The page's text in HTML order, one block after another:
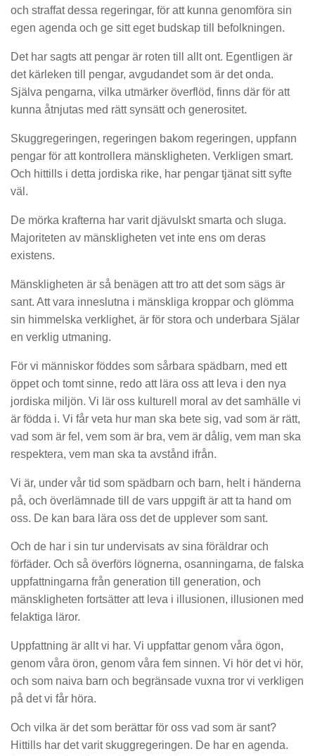
och straffat dessa regeringar, för att kunna genomföra sin
egen agenda och ge sitt eget budskap till befolkningen.
Det har sagts att pengar är roten till allt ont. Egentligen är
det kärleken till pengar, avgudandet som är det onda.
Själva pengarna, vilka utmärker överflöd, finns där för att
kunna åtnjutas med rätt synsätt och generositet.
Skuggregeringen, regeringen bakom regeringen, uppfann
pengar för att kontrollera mänskligheten. Verkligen smart.
Och hittills i detta jordiska rike, har pengar tjänat sitt syfte
väl.
De mörka krafterna har varit djävulskt smarta och sluga.
Majoriteten av mänskligheten vet inte ens om deras
existens.
Mänskligheten är så benägen att tro att det som sägs är
sant. Att vara inneslutna i mänskliga kroppar och glömma
sin himmelska verklighet, är för stora och underbara Själar
en verklig utmaning.
För vi människor föddes som sårbara spädbarn, med ett
öppet och tomt sinne, redo att lära oss att leva i den nya
jordiska miljön. Vi lär oss kulturell moral av det samhälle vi
är födda i. Vi får veta hur man ska bete sig, vad som är rätt,
vad som är fel, vem som är bra, vem är dålig, vem man ska
respektera, vem man ska ta avstånd ifrån.
Vi är, under vår tid som spädbarn och barn, helt i händerna
på, och överlämnade till de vars uppgift är att ta hand om
oss. De kan bara lära oss det de upplever som sant.
Och de har i sin tur undervisats av sina föräldrar och
förfäder. Och så överförs lögnerna, osanningarna, de falska
uppfattningarna från generation till generation, och
mänskligheten fortsätter att leva i illusionen, illusionen med
felaktiga läror.
Uppfattning är allt vi har. Vi uppfattar genom våra ögon,
genom våra öron, genom våra fem sinnen. Vi hör det vi hör,
och som naiva barn och begränsade vuxna tror vi verkligen
på det vi får höra.
Och vilka är det som berättar för oss vad som är sant?
Hittills har det varit skuggregeringen. De har en agenda.